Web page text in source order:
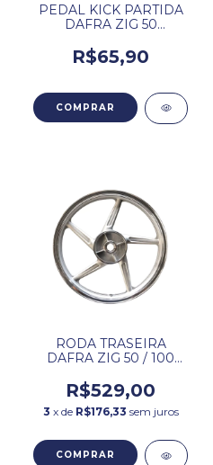
PEDAL KICK PARTIDA
DAFRA ZIG 50
R$65,90
RODA TRASEIRA
DAFRA ZIG 50 / 100
R$529,00
3 x de R$176,33 sem juros